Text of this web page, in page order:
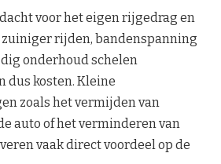
voor het eigen rijgedrag en
rijden, bandenspanning
onderhoud schelen
dus kosten. Kleine
zoals het vermijden van
auto of het verminderen van
vaak direct voordeel op de